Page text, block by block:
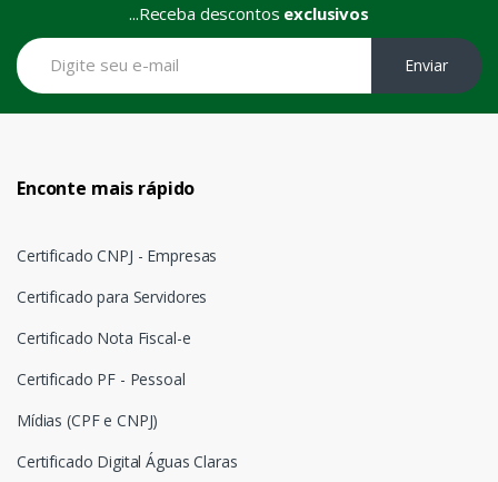
...Receba descontos exclusivos
Enviar
Enconte mais rápido
Certificado CNPJ - Empresas
Certificado para Servidores
Certificado Nota Fiscal-e
Certificado PF - Pessoal
Mídias (CPF e CNPJ)
Certificado Digital Águas Claras